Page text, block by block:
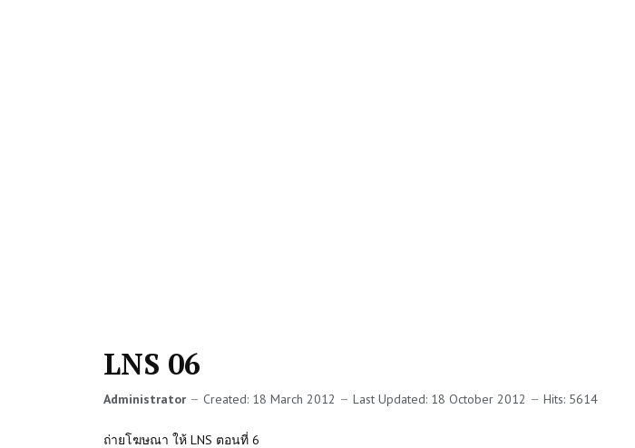
LNS 06
Administrator Created: 18 March 2012 Last Updated: 18 October 2012 Hits: 5614
ถ่ายโฆษณา ให้ LNS ตอนที่ 6